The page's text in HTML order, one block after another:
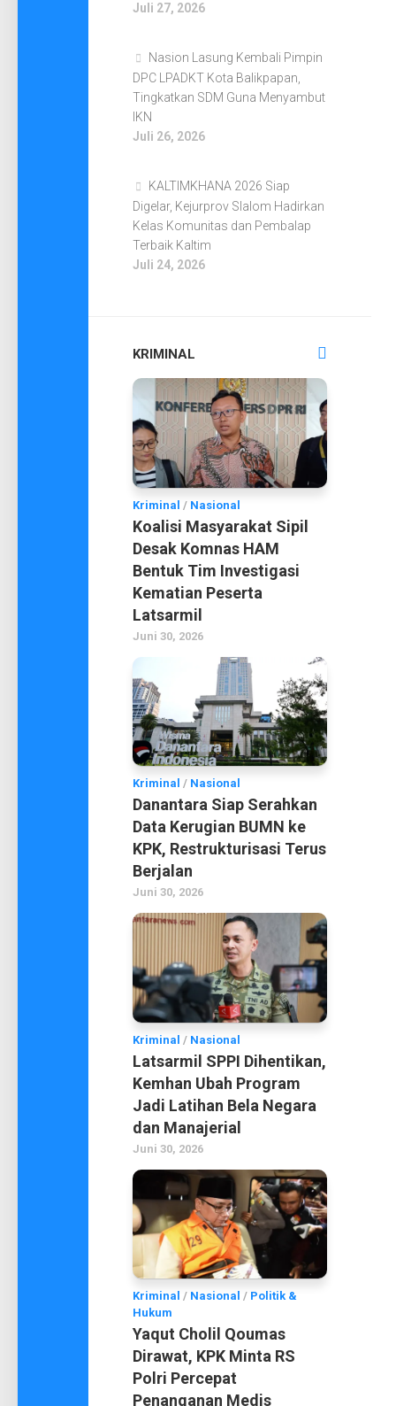
Juli 27, 2026
Nasion Lasung Kembali Pimpin
DPC LPADKT Kota Balikpapan,
Tingkatkan SDM Guna Menyambut
IKN
Juli 26, 2026
KALTIMKHANA 2026 Siap
Digelar, Kejurprov Slalom Hadirkan
Kelas Komunitas dan Pembalap
Terbaik Kaltim
Juli 24, 2026
KRIMINAL
Kriminal / Nasional
Koalisi Masyarakat Sipil
Desak Komnas HAM
Bentuk Tim Investigasi
Kematian Peserta
Latsarmil
Juni 30, 2026
Kriminal / Nasional
Danantara Siap Serahkan
Data Kerugian BUMN ke
KPK, Restrukturisasi Terus
Berjalan
Juni 30, 2026
Kriminal / Nasional
Latsarmil SPPI Dihentikan,
Kemhan Ubah Program
Jadi Latihan Bela Negara
dan Manajerial
Juni 30, 2026
Kriminal / Nasional / Politik &
Hukum
Yaqut Cholil Qoumas
Dirawat, KPK Minta RS
Polri Percepat
Penanganan Medis